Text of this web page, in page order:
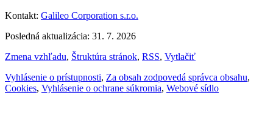
Kontakt: Galileo Corporation s.r.o.
Posledná aktualizácia: 31. 7. 2026
Zmena vzhľadu, Štruktúra stránok, RSS, Vytlačiť
Vyhlásenie o prístupnosti, Za obsah zodpovedá správca obsahu,
Cookies, Vyhlásenie o ochrane súkromia, Webové sídlo